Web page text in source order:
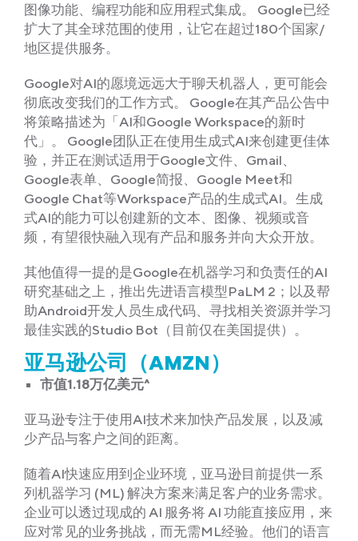
图像功能、编程功能和应用程式集成。 Google已经
扩大了其全球范围的使用，让它在超过180个国家/
地区提供服务。
Google对AI的愿境远远大于聊天机器人，更可能会
彻底改变我们的工作方式。 Google在其产品公告中
将策略描述为「AI和Google Workspace的新时
代」。 Google团队正在使用生成式AI来创建更佳体
验，并正在测试适用于Google文件、Gmail、
Google表单、Google简报、Google Meet和
Google Chat等Workspace产品的生成式AI。生成
式AI的能力可以创建新的文本、图像、视频或音
频，有望很快融入现有产品和服务并向大众开放。
其他值得一提的是Google在机器学习和负责任的AI
研究基础之上，推出先进语言模型PaLM 2；以及帮
助Android开发人员生成代码、寻找相关资源并学习
最佳实践的Studio Bot（目前仅在美国提供）。
亚马逊公司（AMZN）
市值1.18万亿美元^
亚马逊专注于使用AI技术来加快产品发展，以及减
少产品与客户之间的距离。
随着AI快速应用到企业环境，亚马逊目前提供一系
列机器学习 (ML) 解决方案来满足客户的业务需求。
企业可以透过现成的 AI 服务将 AI 功能直接应用，来
应对常见的业务挑战，而无需ML经验。他们的语言